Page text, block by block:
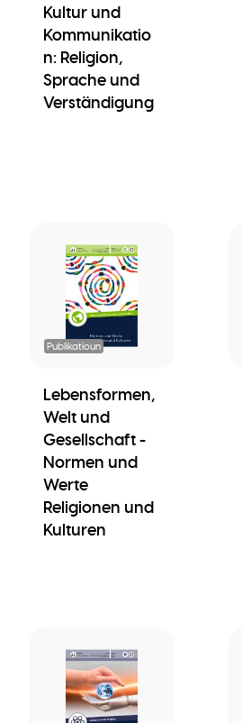
Kultur und
Kommunikatio
n: Religion,
Sprache und
Verständigung
Publikatioun
Lebensformen,
Welt und
Gesellschaft -
Normen und
Werte
Religionen und
Kulturen